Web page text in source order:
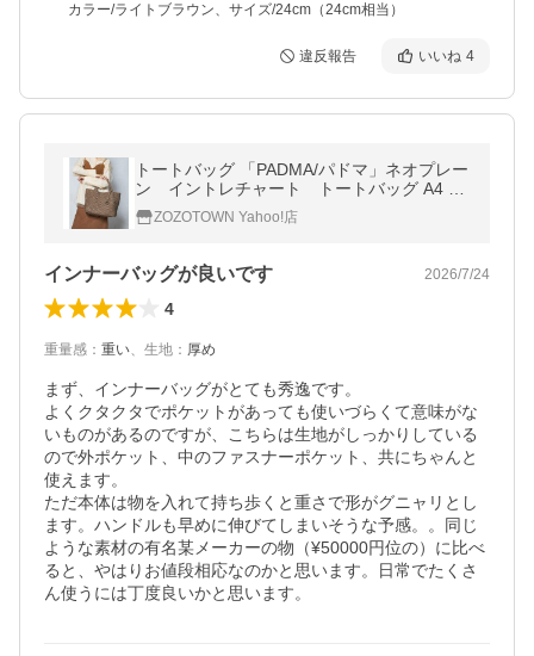
カラー/ライトブラウン、サイズ/24cm（24cm相当）
違反報告 いいね 4
トートバッグ 「PADMA/パドマ」ネオプレー
ン イントレチャート トートバッグ A4 大
容量 軽量 レディース
ZOZOTOWN Yahoo!店
インナーバッグが良いです 2026/7/24
4
重量感 ： 重い、 生地 ： 厚め
まず、インナーバッグがとても秀逸です。
よくクタクタでポケットがあっても使いづらくて意味がな
いものがあるのですが、こちらは生地がしっかりしている
ので外ポケット、中のファスナーポケット、共にちゃんと
使えます。
ただ本体は物を入れて持ち歩くと重さで形がグニャリとし
ます。ハンドルも早めに伸びてしまいそうな予感。。同じ
ような素材の有名某メーカーの物（¥50000円位の）に比べ
ると、やはりお値段相応なのかと思います。日常でたくさ
ん使うには丁度良いかと思います。